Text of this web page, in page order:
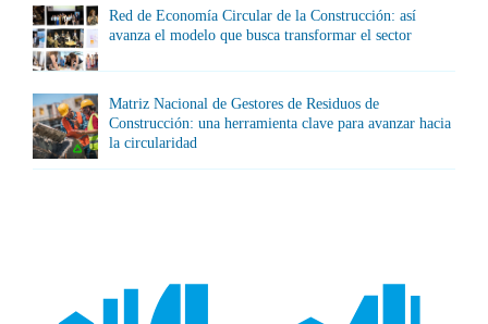
Red de Economía Circular de la Construcción: así
avanza el modelo que busca transformar el sector
Matriz Nacional de Gestores de Residuos de
Construcción: una herramienta clave para avanzar hacia
la circularidad